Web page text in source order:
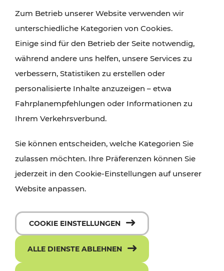
Wanderungen, Kultur und Gastronomie,
Radtouren oder purer Naturgenuss – viele
Attraktionen sind mit den Ticket- und Fahrplan-
Angeboten des VOR gut und schnell erreichbar.
Zum Betrieb unserer Website verwenden wir
unterschiedliche Kategorien von Cookies.
Einige sind für den Betrieb der Seite notwendig,
während andere uns helfen, unsere Services zu
verbessern, Statistiken zu erstellen oder
personalisierte Inhalte anzuzeigen – etwa
Fahrplanempfehlungen oder Informationen zu
Ihrem Verkehrsverbund.
Sie können entscheiden, welche Kategorien Sie
zulassen möchten. Ihre Präferenzen können Sie
jederzeit in den Cookie-Einstellungen auf unserer
Website anpassen.
COOKIE EINSTELLUNGEN
ALLE DIENSTE ABLEHNEN